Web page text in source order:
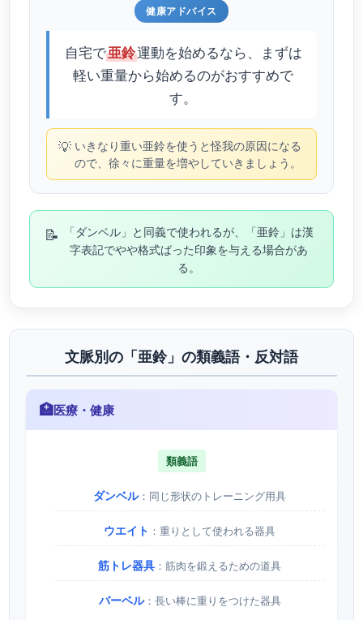
健康アドバイス
自宅で亜鈴運動を始めるなら、まずは
軽い重量から始めるのがおすすめで
す。
💡 いきなり重い亜鈴を使うと怪我の原因になる
ので、徐々に重量を増やしていきましょう。
📝
「ダンベル」と同義で使われるが、「亜鈴」は漢
字表記でやや格式ばった印象を与える場合があ
る。
文脈別の「亜鈴」の類義語・反対語
🏥医療・健康
類義語
ダンベル：同じ形状のトレーニング用具
ウエイト ：重りとして使われる器具
筋トレ器具 ：筋肉を鍛えるための道具
バーベル：長い棒に重りをつけた器具